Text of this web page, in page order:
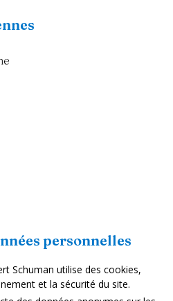
personnelles
Schuman utilise des cookies,
et la sécurité du site.